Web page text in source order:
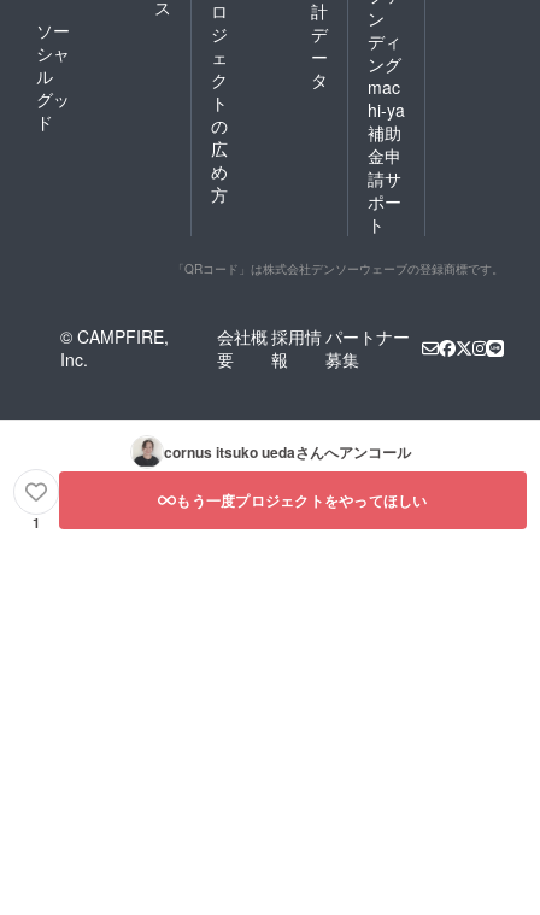
ス
ソー
シャ
ル
グッ
ド
ロ
ジ
ェ
ク
ト
の
広
め
方
計
デ
ー
タ
ン
ディ
ング
mac
hi-ya
補助
金申
請サ
ポー
ト
「QRコード」は株式会社デンソーウェーブの登録商標です。
© CAMPFIRE,
Inc.
会社概
要
採用情
報
パートナー
募集
cornus itsuko uedaさんへアンコール
1
もう一度プロジェクトをやってほしい